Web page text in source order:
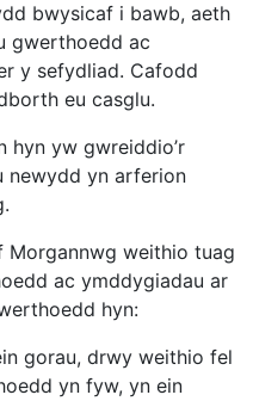
bwysicaf i bawb, aeth
gwerthoedd ac
y sefydliad. Cafodd
eu casglu.
hyn yw gwreiddio’r
newydd yn arferion
Morgannwg weithio tuag
ac ymddygiadau ar
hyn:
gorau, drwy weithio fel
yn fyw, yn ein